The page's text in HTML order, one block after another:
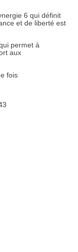
6 qui définit
et de liberté est
permet à
aux
fois